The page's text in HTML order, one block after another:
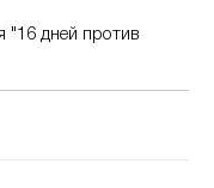
"16 дней против